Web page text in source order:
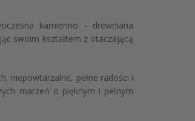
kamienno - drewniana
swoim kształtem z otaczającą
niepowtarzalne, pełne radości i
marzeń o pięknym i pełnym